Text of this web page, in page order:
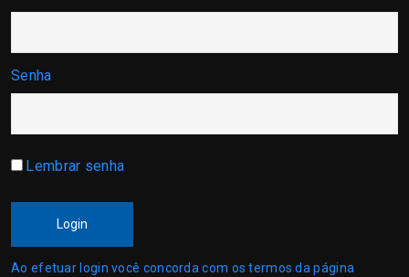
Senha
Lembrar senha
Login
Ao efetuar login você concorda com os termos da página